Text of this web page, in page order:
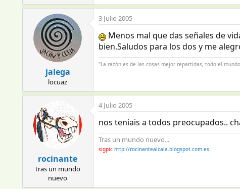
jalega
locuaz
3 Julio 2005
Menos mal que das señales de
bien.Saludos para los dos y me
"La razón es de las cosas mejor repartidas, todo el
rocinante
tras un mundo
nuevo
4 Julio 2005
nos teniais a todos preocupados..
Tras un mundo nuevo...
sigpic http://rocinantealcala.blogspot.com.es